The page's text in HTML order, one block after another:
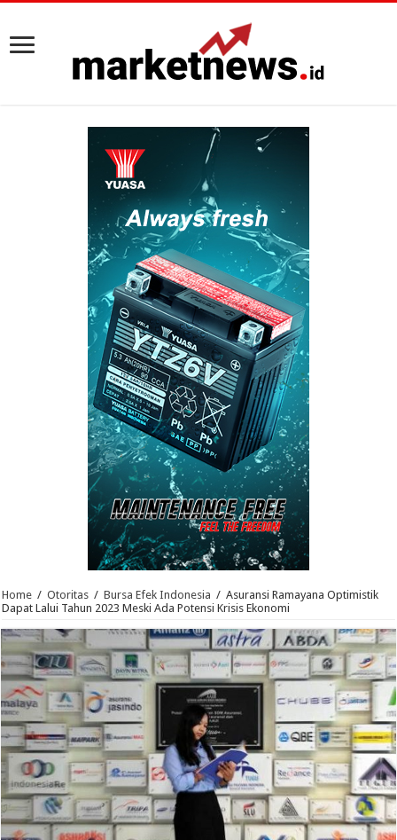
Home / Otoritas / Bursa Efek Indonesia / Asuransi Ramayana Optimistik
Dapat Lalui Tahun 2023 Meski Ada Potensi Krisis Ekonomi